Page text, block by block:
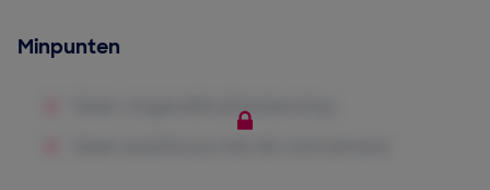
Minpunten